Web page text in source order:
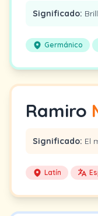
Significado:
Germánico
Ramiro
Significado: El
Latín